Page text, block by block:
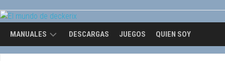
to
content
MANUALES DESCARGAS JUEGOS QUIEN SOY